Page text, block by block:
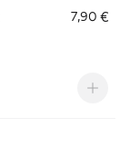
7,90 €